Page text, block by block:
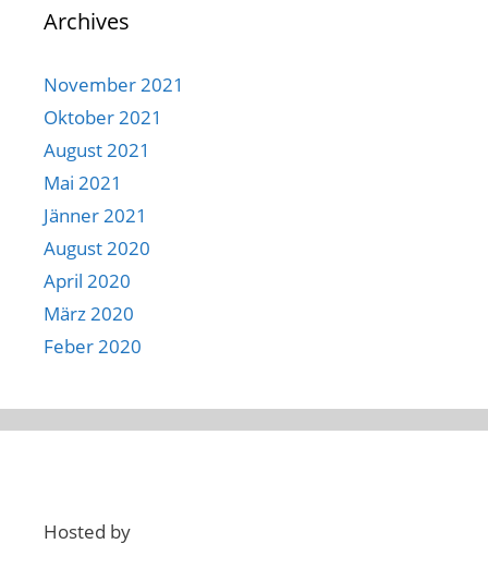
Archives
November 2021
Oktober 2021
August 2021
Mai 2021
Jänner 2021
August 2020
April 2020
März 2020
Feber 2020
Hosted by